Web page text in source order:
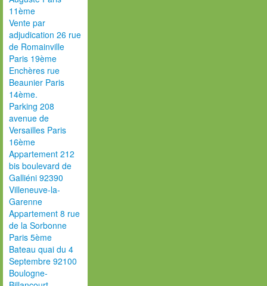
11ème
Vente par
adjudication 26 rue
de Romainville
Paris 19ème
Enchères rue
Beaunier Paris
14ème.
Parking 208
avenue de
Versailles Paris
16ème
Appartement 212
bis boulevard de
Galliéni 92390
Villeneuve-la-
Garenne
Appartement 8 rue
de la Sorbonne
Paris 5ème
Bateau quai du 4
Septembre 92100
Boulogne-